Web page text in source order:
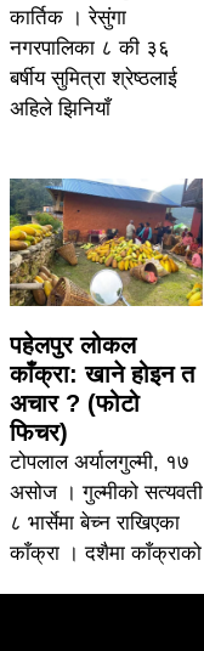
कार्तिक । रेसुंगा
नगरपालिका ८ की ३६
बर्षीय सुमित्रा श्रेष्ठलाई
अहिले झिनियाँ
पहेलपुर लोकल
काँक्रा: खाने होइन त
अचार ? (फोटो
फिचर)
टोपलाल अर्यालगुल्मी, १७
असोज । गुल्मीको सत्यवती
८ भार्सेमा बेच्न राखिएका
काँक्रा । दशैमा काँक्राको